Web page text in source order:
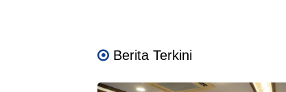
Berita Terkini